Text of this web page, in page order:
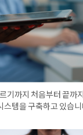
기까지 처음부터 끝까
스템을 구축하고 있습